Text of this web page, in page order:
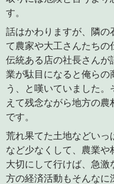
す。
話はかわりますが、隣の
て農家や大工さんたちの
伝統ある店の社長さんが
業が駄目になると俺らの
う、と嘆いていました
えて残念ながら地方の農
です。
荒れ果てた土地などいっ
など少なくして、農業や
大切にして行けば、急
方の経済活動もそんなに